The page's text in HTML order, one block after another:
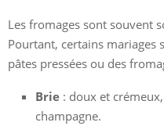
Les fromages sont souvent
Pourtant, certains mariages
pâtes pressées ou des
Brie : doux et
champagne.